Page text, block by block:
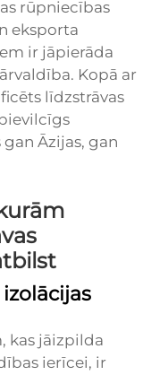
rūpniecības
eksporta
ir jāpierāda
Kopā ar
līdzstrāvas
Āzijas, gan
kas jāizpilda
ierīcei, ir